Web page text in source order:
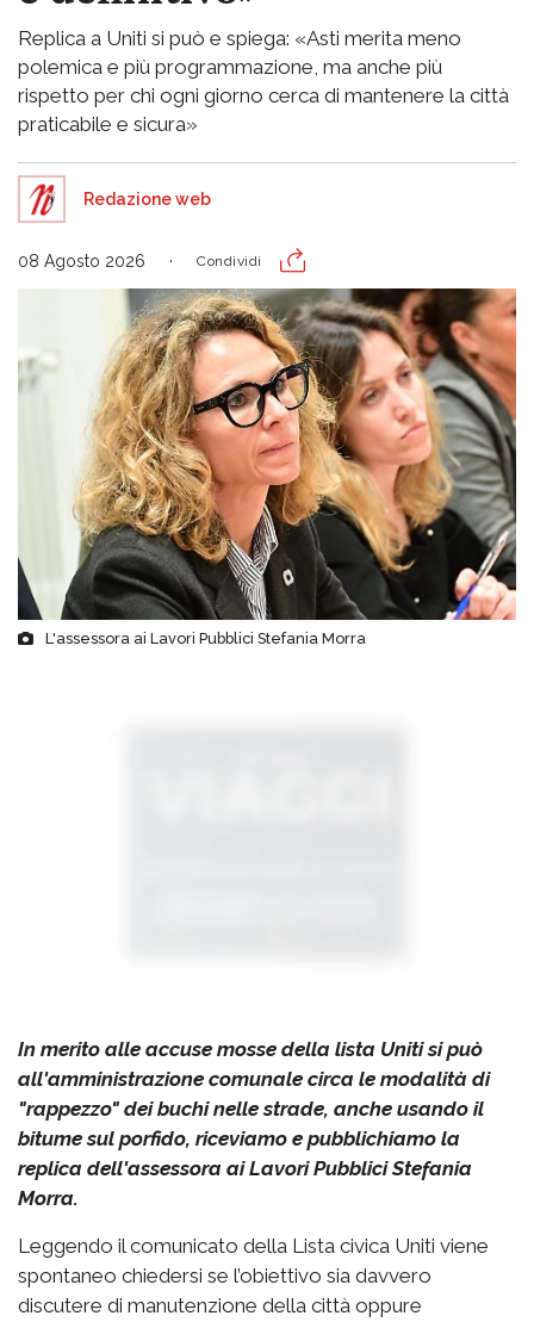
Replica a Uniti si può e spiega: «Asti merita meno
polemica e più programmazione, ma anche più
rispetto per chi ogni giorno cerca di mantenere la città
praticabile e sicura»
Redazione web
08 Agosto 2026 Condividi
L'assessora ai Lavori Pubblici Stefania Morra
In merito alle accuse mosse della lista Uniti si può
all'amministrazione comunale circa le modalità di
"rappezzo" dei buchi nelle strade, anche usando il
bitume sul porfido, riceviamo e pubblichiamo la
replica dell'assessora ai Lavori Pubblici Stefania
Morra.
Leggendo il comunicato della Lista civica Uniti viene
spontaneo chiedersi se l’obiettivo sia davvero
discutere di manutenzione della città oppure